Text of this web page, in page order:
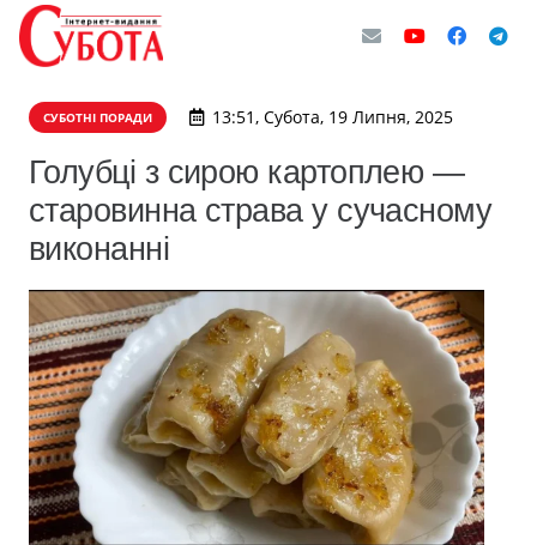
СУБОТНІ ПОРАДИ 13:51, Субота, 19 Липня, 2025
Голубці з сирою картоплею —
старовинна страва у сучасному
виконанні